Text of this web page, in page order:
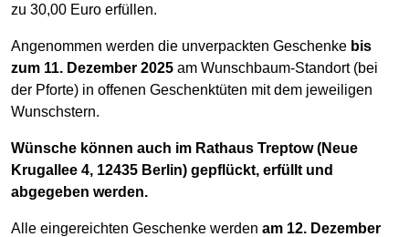
zu 30,00 Euro erfüllen.
Angenommen werden die unverpackten Geschenke bis
zum 11. Dezember 2025 am Wunschbaum-Standort (bei
der Pforte) in offenen Geschenktüten mit dem jeweiligen
Wunschstern.
Wünsche können auch im Rathaus Treptow (Neue
Krugallee 4, 12435 Berlin) gepflückt, erfüllt und
abgegeben werden.
Alle eingereichten Geschenke werden am 12. Dezember